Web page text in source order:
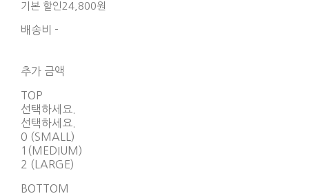
기본 할인 24,800원
배송비 -
추가 금액
TOP
선택하세요.
선택하세요.
0 (SMALL)
1(MEDIUM)
2 (LARGE)
BOTTOM